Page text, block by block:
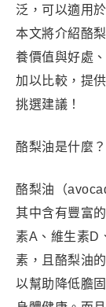
泛，可以適用
本文將介紹酪
養價值與好處
加以比較，提
挑選建議！
酪梨油是什麼？
酪梨油（
其中含有豐富
素A、維生素D
素，且酪梨油
以幫助降低膽